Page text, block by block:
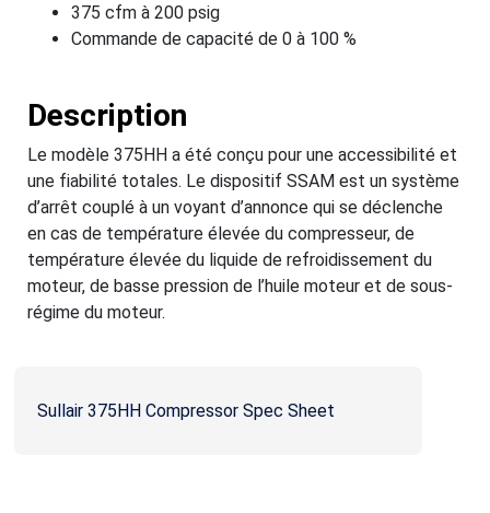
375 cfm à 200 psig
Commande de capacité de 0 à 100 %
Description
Le modèle 375HH a été conçu pour une accessibilité et
une fiabilité totales. Le dispositif SSAM est un système
d’arrêt couplé à un voyant d’annonce qui se déclenche
en cas de température élevée du compresseur, de
température élevée du liquide de refroidissement du
moteur, de basse pression de l’huile moteur et de sous-
régime du moteur.
Sullair 375HH Compressor Spec Sheet